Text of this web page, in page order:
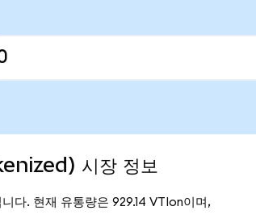
시장 정보
다. 현재 유통량은 929.14 VTIon이며,